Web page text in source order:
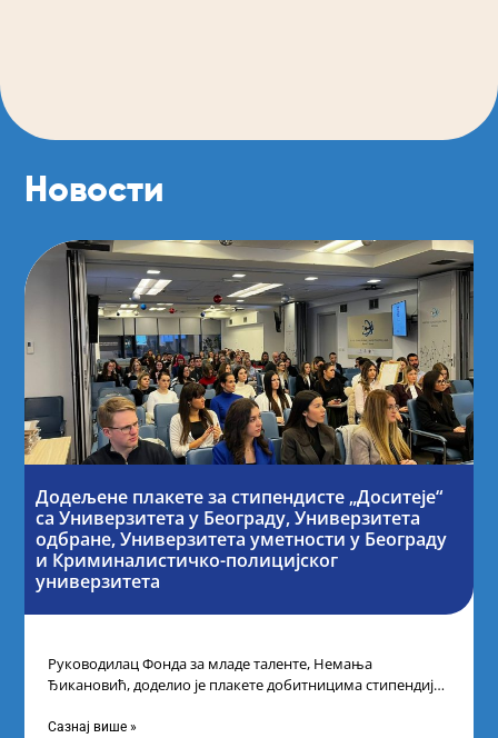
Новости
Додељене плакете за стипендисте „Доситеје“
са Универзитета у Београду, Универзитета
одбране, Универзитета уметности у Београду
и Криминалистичко-полицијског
универзитета
Руководилац Фонда за младе таленте, Немања
Ђикановић, доделио је плакете добитницима стипендије
технолошком парку
Сазнај више »